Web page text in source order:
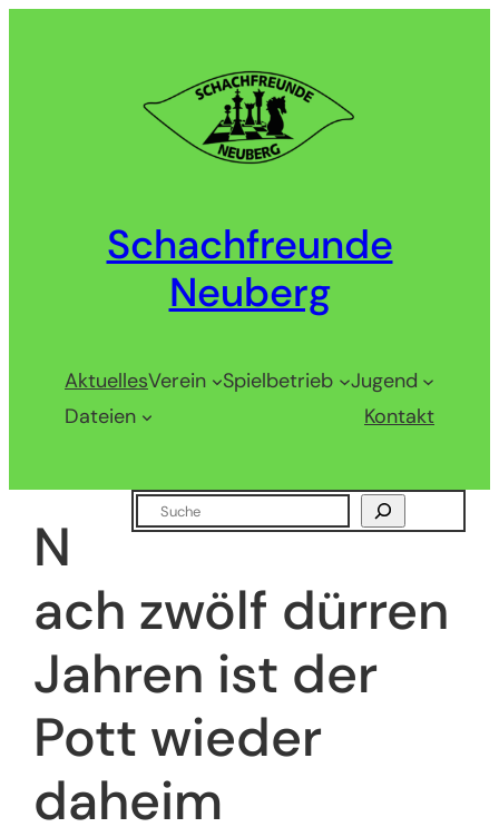
Schachfreunde
Neuberg
AktuellesVerein Spielbetrieb
Jugend
Dateien
Kontakt
Suchen
N
ach zwölf dürren
Jahren ist der
Pott wieder
daheim